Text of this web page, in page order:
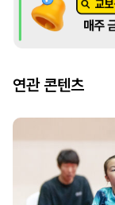
연관 콘텐츠